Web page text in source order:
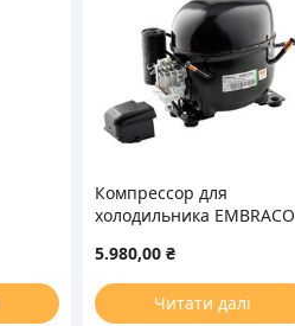
Компрессор для
холодильника EMBRACO
1093W
5.980,00₴
Читати далі